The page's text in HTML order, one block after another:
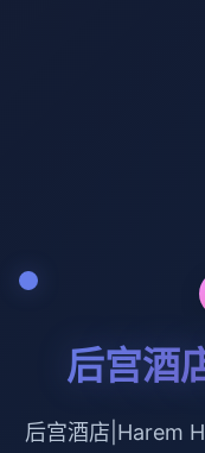
后宫酒
后宫酒店|Harem